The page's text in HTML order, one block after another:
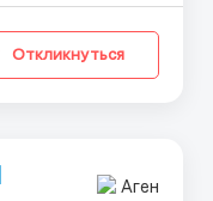
Откликнуться